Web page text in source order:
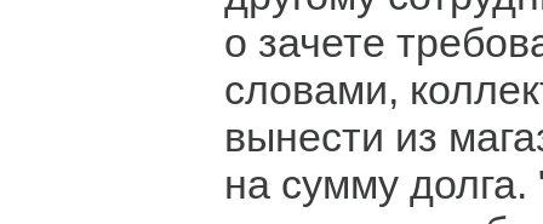
о зачете
словами,
вынести из
на сумму